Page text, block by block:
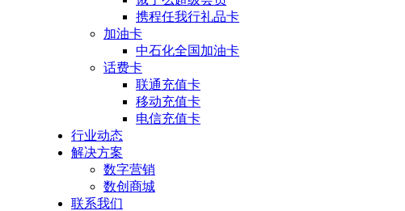
携程任我行礼品卡
加油卡
中石化全国加油卡
话费卡
联通充值卡
移动充值卡
电信充值卡
行业动态
解决方案
数字营销
数创商城
联系我们